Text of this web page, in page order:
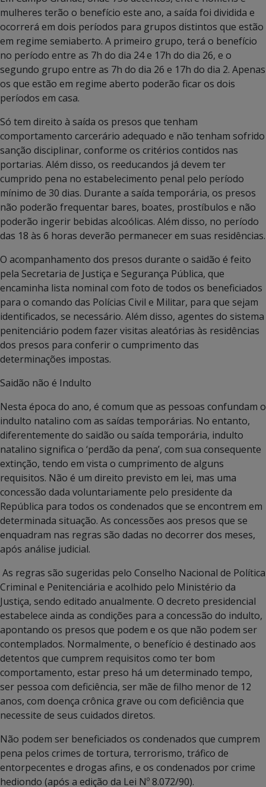
mulheres terão o benefício este ano, a saída foi dividida e
ocorrerá em dois períodos para grupos distintos que estão
em regime semiaberto. A primeiro grupo, terá o benefício
no período entre as 7h do dia 24 e 17h do dia 26, e o
segundo grupo entre as 7h do dia 26 e 17h do dia 2. Apenas
os que estão em regime aberto poderão ficar os dois
períodos em casa.
Só tem direito à saída os presos que tenham
comportamento carcerário adequado e não tenham sofrido
sanção disciplinar, conforme os critérios contidos nas
portarias. Além disso, os reeducandos já devem ter
cumprido pena no estabelecimento penal pelo período
mínimo de 30 dias. Durante a saída temporária, os presos
não poderão frequentar bares, boates, prostíbulos e não
poderão ingerir bebidas alcoólicas. Além disso, no período
das 18 às 6 horas deverão permanecer em suas residências.
O acompanhamento dos presos durante o saidão é feito
pela Secretaria de Justiça e Segurança Pública, que
encaminha lista nominal com foto de todos os beneficiados
para o comando das Polícias Civil e Militar, para que sejam
identificados, se necessário. Além disso, agentes do sistema
penitenciário podem fazer visitas aleatórias às residências
dos presos para conferir o cumprimento das
determinações impostas.
Saidão não é Indulto
Nesta época do ano, é comum que as pessoas confundam o
indulto natalino com as saídas temporárias. No entanto,
diferentemente do saidão ou saída temporária, indulto
natalino significa o ‘perdão da pena’, com sua consequente
extinção, tendo em vista o cumprimento de alguns
requisitos. Não é um direito previsto em lei, mas uma
concessão dada voluntariamente pelo presidente da
República para todos os condenados que se encontrem em
determinada situação. As concessões aos presos que se
enquadram nas regras são dadas no decorrer dos meses,
após análise judicial.
As regras são sugeridas pelo Conselho Nacional de Política
Criminal e Penitenciária e acolhido pelo Ministério da
Justiça, sendo editado anualmente. O decreto presidencial
estabelece ainda as condições para a concessão do indulto,
apontando os presos que podem e os que não podem ser
contemplados. Normalmente, o benefício é destinado aos
detentos que cumprem requisitos como ter bom
comportamento, estar preso há um determinado tempo,
ser pessoa com deficiência, ser mãe de filho menor de 12
anos, com doença crônica grave ou com deficiência que
necessite de seus cuidados diretos.
Não podem ser beneficiados os condenados que cumprem
pena pelos crimes de tortura, terrorismo, tráfico de
entorpecentes e drogas afins, e os condenados por crime
hediondo (após a edição da Lei Nº 8.072/90).